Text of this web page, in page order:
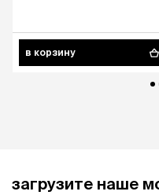
в корзину
загрузите наше